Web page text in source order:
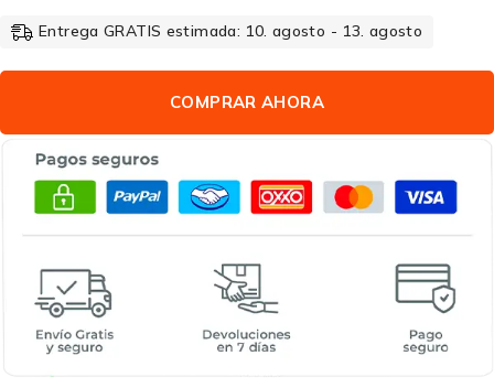
Entrega GRATIS estimada: 10. agosto - 13. agosto
COMPRAR AHORA